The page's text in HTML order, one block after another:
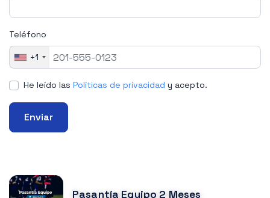
Teléfono
+1
He leído las Políticas de privacidad y acepto.
Enviar
Pasantía Equipo 2 Meses